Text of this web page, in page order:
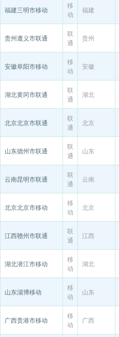
福建三明市移动
移
动
福建
贵州遵义市联通
联
通
贵州
安徽阜阳市移动
移
动
安徽
湖北黄冈市联通
联
通
湖北
北京北京市联通
联
通
北京
山东德州市联通
联
通
山东
云南昆明市联通
联
通
云南
北京北京市移动
移
动
北京
江西赣州市联通
联
通
江西
湖北潜江市移动
移
动
湖北
山东淄博移动
移
动
山东
广西贵港市移动
移
动
广西